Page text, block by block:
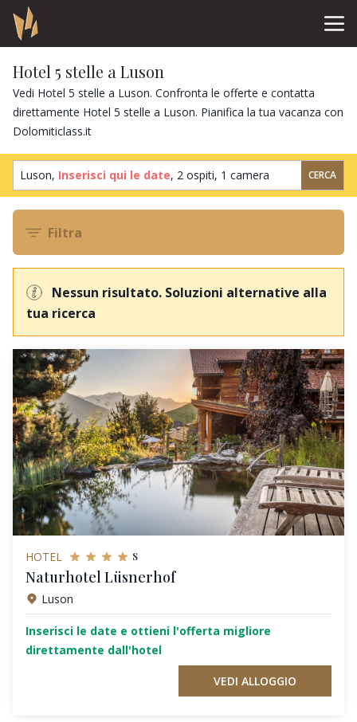
Hotel 5 stelle a Luson
Vedi Hotel 5 stelle a Luson. Confronta le offerte e contatta
direttamente Hotel 5 stelle a Luson. Pianifica la tua vacanza con
Dolomiticlass.it
Luson, Inserisci qui le date, 2 ospiti, 1 camera CERCA
Filtra
Nessun risultato. Soluzioni alternative alla
tua ricerca
HOTEL s
Naturhotel Lüsnerhof
Luson
Inserisci le date e ottieni l'offerta migliore
direttamente dall'hotel
VEDI ALLOGGIO